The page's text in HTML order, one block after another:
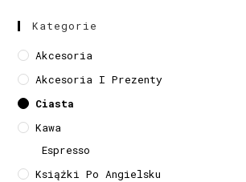
Kategorie
Akcesoria
Akcesoria I Prezenty
Ciasta
Kawa
Espresso
Książki Po Angielsku